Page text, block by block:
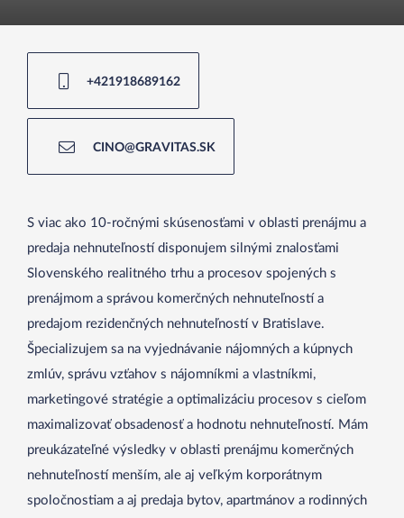
+421918689162
CINO@GRAVITAS.SK
S viac ako 10-ročnými skúsenosťami v oblasti prenájmu a
predaja nehnuteľností disponujem silnými znalosťami
Slovenského realitného trhu a procesov spojených s
prenájmom a správou komerčných nehnuteľností a
predajom rezidenčných nehnuteľností v Bratislave.
Špecializujem sa na vyjednávanie nájomných a kúpnych
zmlúv, správu vzťahov s nájomníkmi a vlastníkmi,
marketingové stratégie a optimalizáciu procesov s cieľom
maximalizovať obsadenosť a hodnotu nehnuteľností. Mám
preukázateľné výsledky v oblasti prenájmu komerčných
nehnuteľností menším, ale aj veľkým korporátnym
spoločnostiam a aj predaja bytov, apartmánov a rodinných